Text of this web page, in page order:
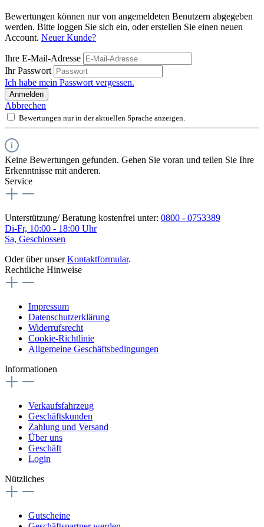
Bewertungen können nur von angemeldeten Benutzern abgegeben
werden. Bitte loggen Sie sich ein, oder erstellen Sie einen neuen
Account. Neuer Kunde?
Ihre E-Mail-Adresse
Ihr Passwort
Ich habe mein Passwort vergessen.
Anmelden
Abbrechen
Bewertungen nur in der aktuellen Sprache anzeigen.
Keine Bewertungen gefunden. Gehen Sie voran und teilen Sie Ihre
Erkenntnisse mit anderen.
Service
Unterstützung/ Beratung kostenfrei unter: 0800 - 0753389
Di-Fr, 10:00 - 18:00 Uhr
Sa, Geschlossen
Oder über unserKontaktformular.
Rechtliche Hinweise
Impressum
Datenschutzerklärung
Widerrufsrecht
Cookie-Richtlinie
Allgemeine Geschäftsbedingungen
Informationen
Verkaufsfahrzeug
Geschäftskunden
Zahlung und Versand
Über uns
Geschäft
Login
Nützliches
Gutscheine